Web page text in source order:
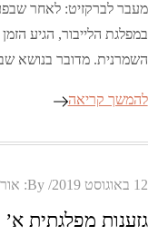
מעבר לברקזיט: לאחר
במפלגת הלייבור, הגיע
השמרנית. מדובר בנושא
להמשך קריאה
Posted
12 באוגוסט 2019 By:
גזענות מפלגתית א’